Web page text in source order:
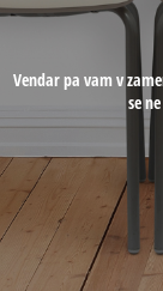
Vendar pa vam v
se